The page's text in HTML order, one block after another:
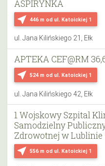
near_me 446 m od ul. Katoickiej 1
ASPIRYNKA
ul. Jana Kilińskiego 21, Ełk
near_me 524 m od ul. Katoickiej 1
APTEKA CEF@RM
ul. Jana Kilińskiego 42, Ełk
near_me 556 m od ul. Katoickiej 1
1 Wojskowy Szpital
Samodzielny
Zdrowotnej w Lublinie